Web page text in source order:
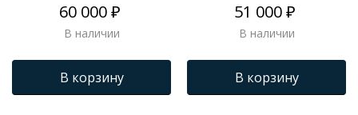
60 000 ₽
В наличии
В корзину
51 000 ₽
В наличии
В корзину